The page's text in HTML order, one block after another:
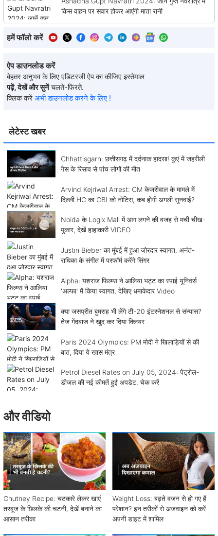
लेटेस्ट खबर
Chhattisgarh: छत्तीसगढ़ में दर्दनाक हादसा! कुएं में जहरीली
गैस के रिसाव से पांच लोगों की मौत
Arvind Kejriwal Arrest: CM केजरीवाल के मामले में
दिल्ली HC का CBI को नोटिस, कब होगी अगली सुनवाई?
Noida के Logix Mall में आग लगने की वजह से मची चीख-
पुकार, देखें हाहाकारी VIDEO
Justin Bieber का मुंबई में हुआ जोरदार स्वागत, अनंत-
राधिका के संगीत में परफॉर्म करेंगे सिंगर
Alpha: यशराज फिल्म्स ने आलिया भट्ट का स्पाई यूनिवर्स
'अल्फा' में किया स्वागत, देखिए धमाकेदार Video
क्या जसप्रीत बुमराह भी लेंगे टी-20 इंटरनेशनल से संन्यास?
तेज गेंदबाज ने खुद कर दिया क्लियर
Paris 2024 Olympics: PM मोदी ने खिलाड़ियों से की
बात, दिया ये खास मंत्र
Petrol Diesel Rates on July 05, 2024: पेट्रोल-
डीजल की नई कीमतें हुईं अपडेट, चेक करें
किस वाहन पर सवार होकर आएंगी माता रानी
हमें फॉलो करें
ऐप डाउनलोड करें
बेहतर अनुभव के लिए एडिटरजी ऐप का कीजिए इस्तेमाल
पढ़ें, देखें और सुनें चलते-फिरते.
क्लिक करें अभी डाउनलोड करने के लिए !
और वीडियो
Chutney Recipe: चटकारे लेकर खाएं
तरबूज के छिलके की चटनी, देखें बनाने का
आसान तरीका
Weight Loss: बढ़ते वजन से हो गए हैं
परेशान? इन तरीकों से अजवाइन को करें
अपनी डाइट में शामिल